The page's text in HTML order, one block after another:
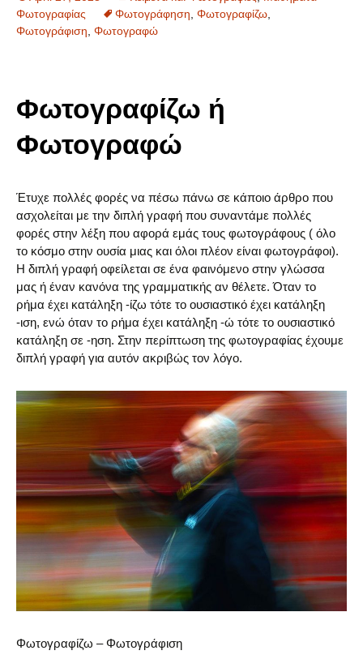
Φωτογραφίας
Φωτογράφηση Φωτογραφίζω
Φωτογράφιση Φωτογραφώ
Φωτογραφίζω ή
Φωτογραφώ
Έτυχε πολλές φορές να πέσω πάνω σε κάποιο άρθρο που
ασχολείται με την διπλή γραφή που συναντάμε πολλές
φορές στην λέξη που αφορά εμάς τους φωτογράφους ( όλο
το κόσμο στην ουσία μιας και όλοι πλέον είναι φωτογράφοι).
Η διπλή γραφή οφείλεται σε ένα φαινόμενο στην γλώσσα
μας ή έναν κανόνα της γραμματικής αν θέλετε. Όταν το
ρήμα έχει κατάληξη -ίζω τότε το ουσιαστικό έχει κατάληξη
-ιση, ενώ όταν το ρήμα έχει κατάληξη -ώ τότε το ουσιαστικό
κατάληξη σε -ηση. Στην περίπτωση της φωτογραφίας έχουμε
διπλή γραφή για αυτόν ακριβώς τον λόγο.
Φωτογραφίζω – Φωτογράφιση